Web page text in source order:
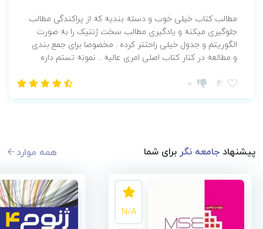
مطالب کتاب خیلی خوب و دسته بندیه که از پراکندگی مطالب
جلوگیری میکنه و یادگیری مطالب سخت ژنتیک را به صورت
الگوریتم و جدول خیلی راحتتر کرده . مخصوصا برای جمع بندی
و مطالعه در کنار کتاب اصلی امری عالیه .. نمونه تستم داره
4
0
پیشنهادجامعه نگربرای شما همه موارد
N/A